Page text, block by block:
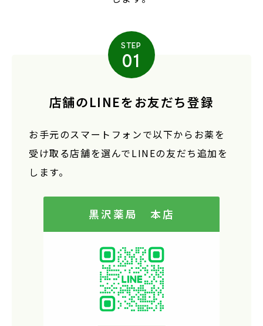
STEP
01
店舗のLINEをお友だち登録
お手元のスマートフォンで以下からお薬を
受け取る店舗を選んでLINEの友だち追加を
します。
黒沢薬局 本店